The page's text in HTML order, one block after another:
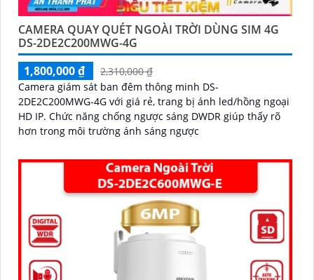
CAMERA QUAY QUÉT NGOÀI TRỜI DÙNG SIM 4G
DS-2DE2C200MWG-4G
1,800,000 ₫
2,310,000 ₫
Camera giám sát ban đêm thông minh DS-
2DE2C200MWG-4G với giá rẻ, trang bị ánh led/hồng ngoại
HD IP. Chức năng chống ngược sáng DWDR giúp thấy rõ
hơn trong môi trường ánh sáng ngược